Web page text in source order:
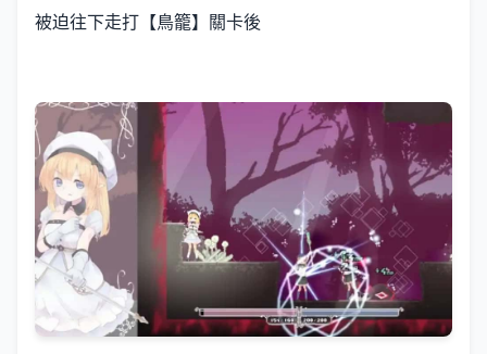
被迫往下走打【鳥籠】關卡後